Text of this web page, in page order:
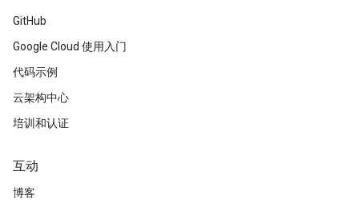
GitHub
Google Cloud 使用入门
代码示例
云架构中心
培训和认证
互动
博客